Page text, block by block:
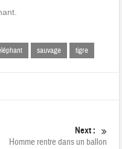
sauvage tigre
Next :
Homme rentre dans un ballon